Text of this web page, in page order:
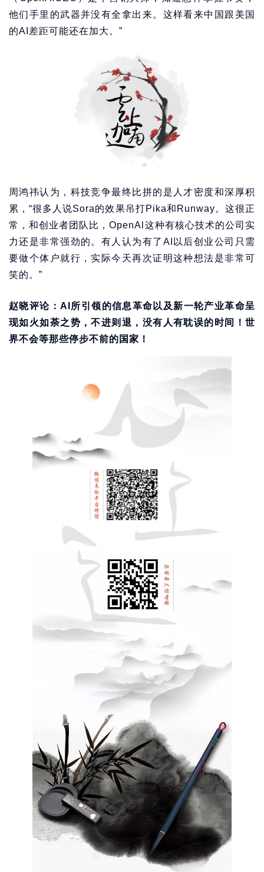
他们手里的武器并没有全拿出来。这样看来中国跟美国
的AI差距可能还在加大。”
周鸿祎认为，科技竞争最终比拼的是人才密度和深厚积
累，“很多人说Sora的效果吊打Pika和Runway。这很正
常，和创业者团队比，OpenAl这种有核心技术的公司实
力还是非常强劲的。有人认为有了AI以后创业公司只需
要做个体户就行，实际今天再次证明这种想法是非常可
笑的。”
赵晓评论：AI所引领的信息革命以及新一轮产业革命呈
现如火如荼之势，不进则退，没有人有耽误的时间！世
界不会等那些停步不前的国家！